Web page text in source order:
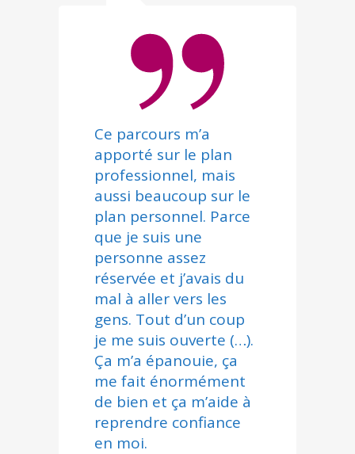
Ce parcours m’a
apporté sur le plan
professionnel, mais
aussi beaucoup sur le
plan personnel. Parce
que je suis une
personne assez
réservée et j’avais du
mal à aller vers les
gens. Tout d’un coup
je me suis ouverte (…).
Ça m’a épanouie, ça
me fait énormément
de bien et ça m’aide à
reprendre confiance
en moi.